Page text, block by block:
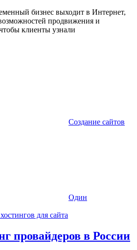
бизнес выходит в Интернет,
продвижения и
клиенты узнали
Создание сайтов
Один
провайдеров в России